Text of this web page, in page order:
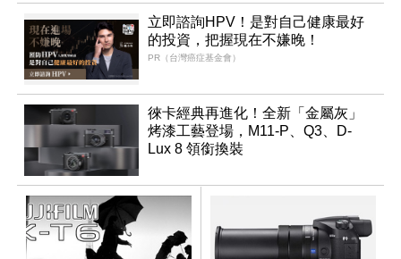
立即諮詢HPV！是對自己健康最好
的投資，把握現在不嫌晚！
PR（台灣癌症基金會）
徠卡經典再進化！全新「金屬灰」
烤漆工藝登場，M11-P、Q3、D-
Lux 8 領銜換裝